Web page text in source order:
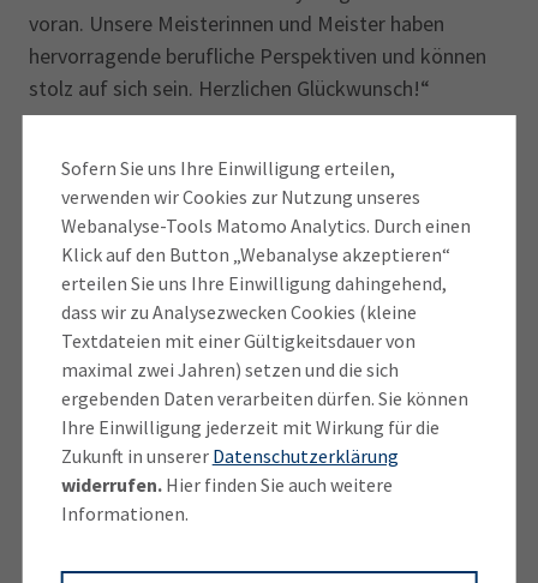
Sofern Sie uns Ihre Einwilligung erteilen,
verwenden wir Cookies zur Nutzung unseres
Webanalyse-Tools Matomo Analytics. Durch einen
Klick auf den Button „Webanalyse akzeptieren“
erteilen Sie uns Ihre Einwilligung dahingehend,
dass wir zu Analysezwecken Cookies (kleine
Textdateien mit einer Gültigkeitsdauer von
maximal zwei Jahren) setzen und die sich
ergebenden Daten verarbeiten dürfen. Sie können
Ihre Einwilligung jederzeit mit Wirkung für die
Zukunft in unserer Datenschutzerklärung
widerrufen.Hier finden Sie auch weitere
Informationen.
voran. Unsere Meisterinnen und Meister haben
hervorragende berufliche Perspektiven und können
stolz auf sich sein. Herzlichen Glückwunsch!“
ehrenamtlichen Prüferinnen und Prüfern der IHK für
München und Oberbayern, deren Expertise und
Engagement in der Beruflichen Aus- und Fortbildung
unverzichtbar sind. Gößl lud die Absolventen ein, ihr
Fachwissen, ihr Können und vor allem ihre
Leidenschaft auch künftig in die Berufliche Bildung
einzubringen: „Alle, die vor Ort in den Betrieben
ausbilden und ehrenamtlich in der IHK prüfen,
machen sich persönlich verdient um neue
Generationen von Fachkräften. Sie sorgen dafür, dass
unsere heimischen Betriebe weiterhin auf Top-